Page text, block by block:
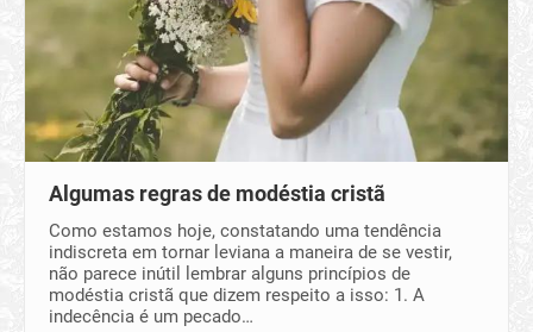
Algumas regras de modéstia cristã
Como estamos hoje, constatando uma tendência
indiscreta em tornar leviana a maneira de se vestir,
não parece inútil lembrar alguns princípios de
modéstia cristã que dizem respeito a isso: 1. A
indecência é um pecado…